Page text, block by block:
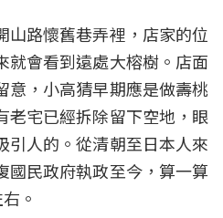
山路懷舊巷弄裡，店家的位
就會看到遠處大榕樹。店面
意，小高猜早期應是做壽桃
老宅已經拆除留下空地，眼
引人的。從清朝至日本人來
國民政府執政至今，算一算
。